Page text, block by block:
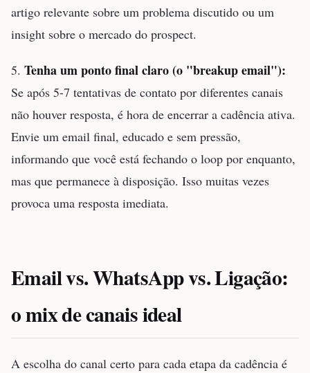
artigo relevante sobre um problema discutido ou um
insight sobre o mercado do prospect.
5. Tenha um ponto final claro (o "breakup email"):
Se após 5-7 tentativas de contato por diferentes canais
não houver resposta, é hora de encerrar a cadência ativa.
Envie um email final, educado e sem pressão,
informando que você está fechando o loop por enquanto,
mas que permanece à disposição. Isso muitas vezes
provoca uma resposta imediata.
Email vs. WhatsApp vs. Ligação:
o mix de canais ideal
A escolha do canal certo para cada etapa da cadência é